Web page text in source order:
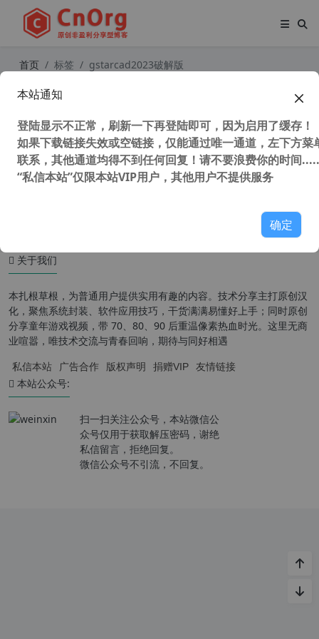
首页 标签 gstarcad2023破解版
全网唯一 GstarCAD2025 浩辰CAD20
Pro YXTOOL 2025 中文版 修复官方
无2025无专业版问题
关于我们
本扎根草根，为普通用户提供实用有趣的内容。技术分享主打原创汉
化，聚焦系统封装、软件应用技巧，干货满满易懂好上手；同时原创
分享童年游戏视频，带 70、80、90 后重温像素热血时光。这里无商
业喧嚣，唯技术交流与青春回响，期待与同好相遇
私信本站 广告合作 版权声明 捐赠VIP 友情链接
本站公众号:
扫一扫关注公众号，本站微信公
众号仅用于获取解压密码，谢绝
私信留言，拒绝回复。
微信公众号不引流，不回复。
本站通知
登陆显示不正常，刷新一下再登陆即可，因为启用了缓存！
如果下载链接失效或空链接，仅能通过唯一通道，左下方菜
联系，其他通道均得不到任何回复！请不要浪费你的时间
“私信本站”仅限本站VIP用户，其他用户不提供服务
确定